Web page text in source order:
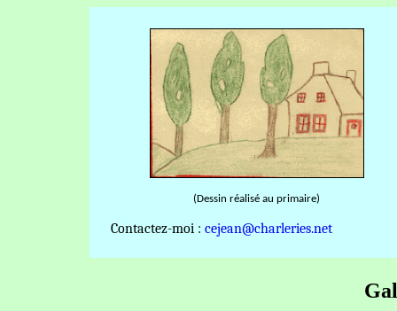
(Dessin réalisé au primaire)
Contactez-moi : cejean@charleries.net